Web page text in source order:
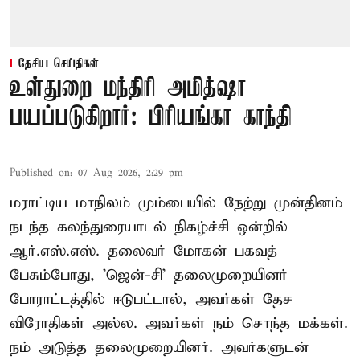
தேசிய செய்திகள்
உள்துறை மந்திரி அமித்ஷா
பயப்படுகிறார்: பிரியங்கா காந்தி
Published on: 07 Aug 2026, 2:29 pm
மராட்டிய மாநிலம் மும்பையில் நேற்று முன்தினம்
நடந்த கலந்துரையாடல் நிகழ்ச்சி ஒன்றில்
ஆர்.எஸ்.எஸ். தலைவர் மோகன் பகவத்
பேசும்போது, 'ஜென்-சி' தலைமுறையினர்
போராட்டத்தில் ஈடுபட்டால், அவர்கள் தேச
விரோதிகள் அல்ல. அவர்கள் நம் சொந்த மக்கள்.
நம் அடுத்த தலைமுறையினர். அவர்களுடன்